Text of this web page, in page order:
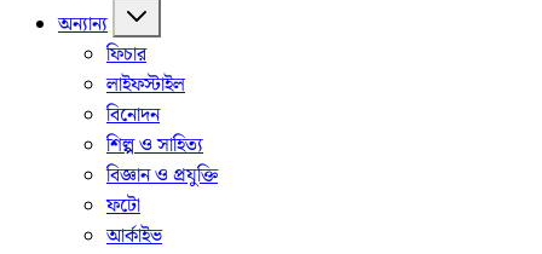
অন্যান্য
ফিচার
লাইফস্টাইল
বিনোদন
শিল্প ও সাহিত্য
বিজ্ঞান ও প্রযুক্তি
ফটো
আর্কাইভ